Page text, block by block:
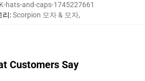
hats-and-caps-1745227661
리:Scorpion 모자 & 모자,
Customers Say